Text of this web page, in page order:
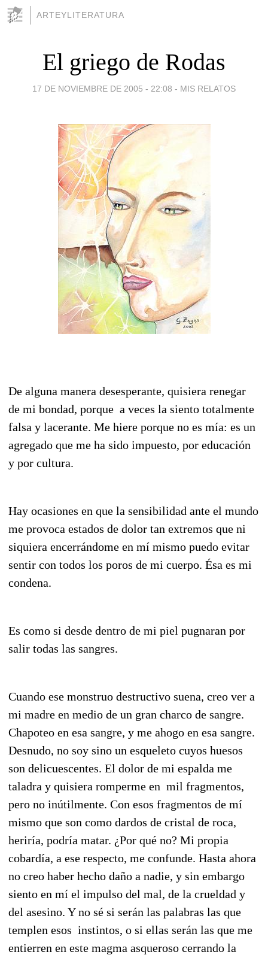
ARTEYLITERATURA
El griego de Rodas
17 DE NOVIEMBRE DE 2005 - 22:08 - MIS RELATOS
De alguna manera desesperante, quisiera renegar
de mi bondad, porque a veces la siento totalmente
falsa y lacerante. Me hiere porque no es mía: es un
agregado que me ha sido impuesto, por educación
y por cultura.
Hay ocasiones en que la sensibilidad ante el mundo
me provoca estados de dolor tan extremos que ni
siquiera encerrándome en mí mismo puedo evitar
sentir con todos los poros de mi cuerpo. Ésa es mi
condena.
Es como si desde dentro de mi piel pugnaran por
salir todas las sangres.
Cuando ese monstruo destructivo suena, creo ver a
mi madre en medio de un gran charco de sangre.
Chapoteo en esa sangre, y me ahogo en esa sangre.
Desnudo, no soy sino un esqueleto cuyos huesos
son delicuescentes. El dolor de mi espalda me
taladra y quisiera romperme en mil fragmentos,
pero no inútilmente. Con esos fragmentos de mí
mismo que son como dardos de cristal de roca,
heriría, podría matar. ¿Por qué no? Mi propia
cobardía, a ese respecto, me confunde. Hasta ahora
no creo haber hecho daño a nadie, y sin embargo
siento en mí el impulso del mal, de la crueldad y
del asesino. Y no sé si serán las palabras las que
templen esos instintos, o si ellas serán las que me
entierren en este magma asqueroso cerrando la